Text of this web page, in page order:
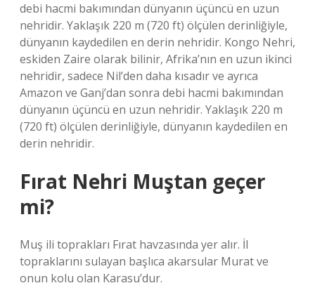
debi hacmi bakımından dünyanın üçüncü en uzun
nehridir. Yaklaşık 220 m (720 ft) ölçülen derinliğiyle,
dünyanın kaydedilen en derin nehridir. Kongo Nehri,
eskiden Zaire olarak bilinir, Afrika’nın en uzun ikinci
nehridir, sadece Nil’den daha kısadır ve ayrıca
Amazon ve Ganj’dan sonra debi hacmi bakımından
dünyanın üçüncü en uzun nehridir. Yaklaşık 220 m
(720 ft) ölçülen derinliğiyle, dünyanın kaydedilen en
derin nehridir.
Fırat Nehri Muştan geçer
mi?
Muş ili toprakları Fırat havzasında yer alır. İl
topraklarını sulayan başlıca akarsular Murat ve
onun kolu olan Karasu’dur.